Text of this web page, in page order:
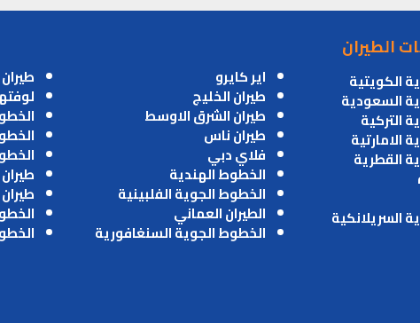
الطيران
الكويتية
السعودية
التركية
الامارتية
القطرية
السريلانكية
اير كايرو
طيران الخليج
طيران الشرق الاوسط
طيران ناس
فلاي دبي
الخطوط الهندية
الخطوط الجوية الفلبينية
الطيران العماني
الخطوط الجوية السنغافورية